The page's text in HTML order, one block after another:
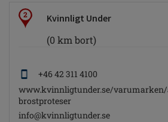
2 Kvinnligt Under
(0 km bort)
+46 42 311 4100
www.kvinnligtunder.se/
brostproteser
info@kvinnligtunder.se